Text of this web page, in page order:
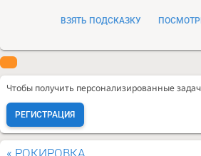
Чтобы получить персонализированные
РЕГИСТРАЦИЯ
« РОКИРОВКА
ВЗЯТЬ ПОДСКАЗКУ